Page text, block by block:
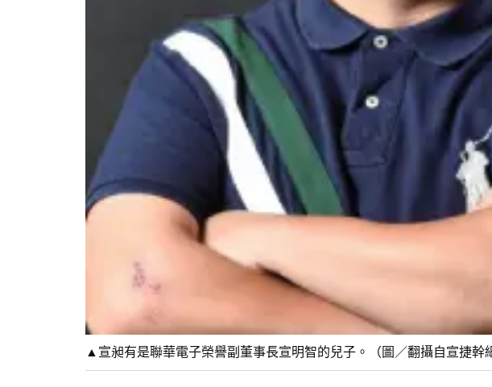
▲宣昶有是聯華電子榮譽副董事長宣明智的兒子。（圖／翻攝自宣捷幹